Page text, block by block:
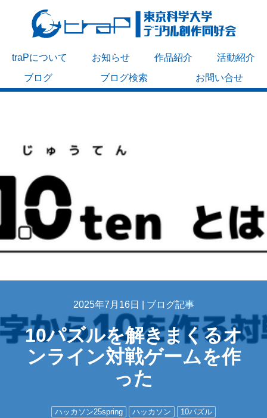
traPについて お知らせ 作品紹介
活動紹介
ブログ
ブログ検索 お問い合せ
2025年7月16日 | ブログ記事
10パズルを解きまくるオ
ンライン対戦ゲームを作
った
ハッカソン25spring ハッカソン 10パズル